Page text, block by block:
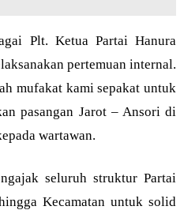
Plt. Ketua Partai Hanura
pertemuan internal.
mufakat kami sepakat untuk
pasangan Jarot – Ansori di
wartawan.
seluruh struktur Partai
Kecamatan untuk solid